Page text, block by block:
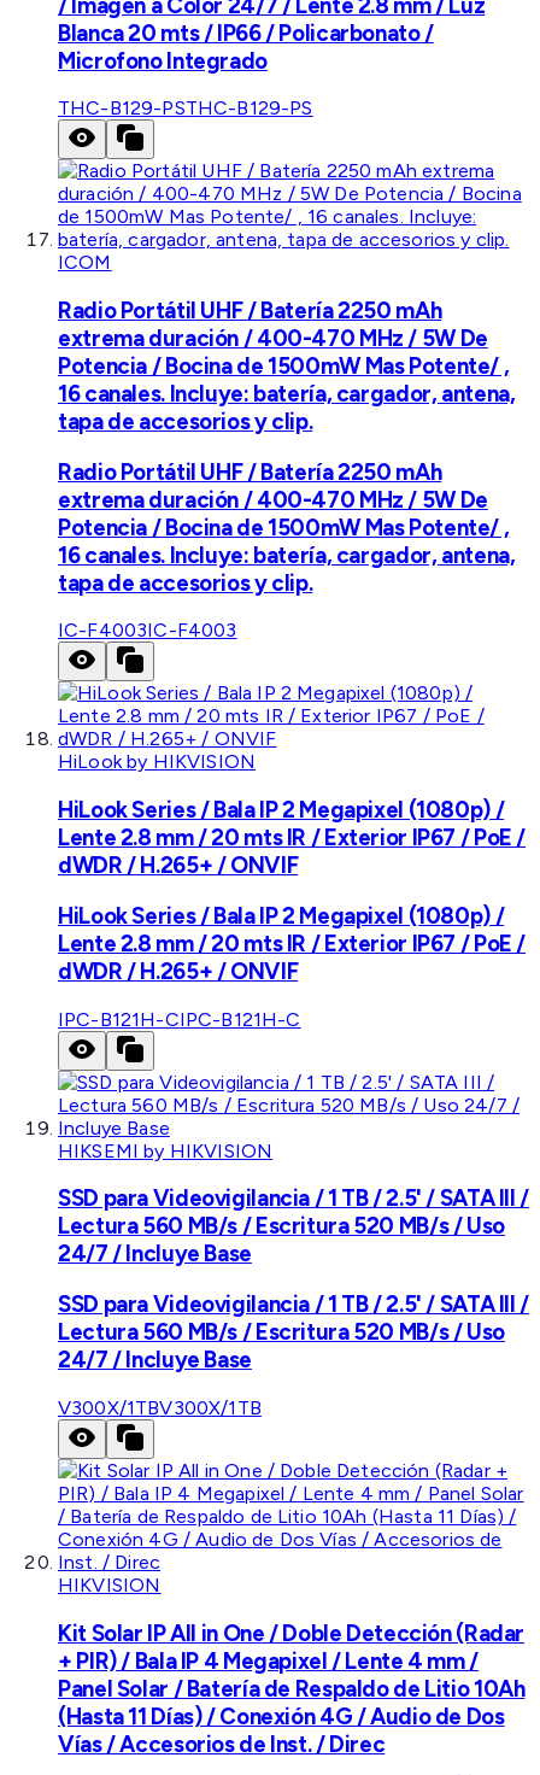
Blanca 20 mts / IP66 / Policarbonato /
Microfono Integrado
THC-B129-PSTHC-B129-PS
ICOM
Radio Portátil UHF / Batería 2250 mAh
extrema duración / 400-470 MHz / 5W De
Potencia / Bocina de 1500mW Mas Potente/ ,
16 canales. Incluye: batería, cargador, antena,
tapa de accesorios y clip.
Radio Portátil UHF / Batería 2250 mAh
extrema duración / 400-470 MHz / 5W De
Potencia / Bocina de 1500mW Mas Potente/ ,
16 canales. Incluye: batería, cargador, antena,
tapa de accesorios y clip.
IC-F4003IC-F4003
HiLook by HIKVISION
HiLook Series / Bala IP 2 Megapixel (1080p) /
Lente 2.8 mm / 20 mts IR / Exterior IP67 / PoE /
dWDR / H.265+ / ONVIF
HiLook Series / Bala IP 2 Megapixel (1080p) /
Lente 2.8 mm / 20 mts IR / Exterior IP67 / PoE /
dWDR / H.265+ / ONVIF
IPC-B121H-CIPC-B121H-C
HIKSEMI by HIKVISION
SSD para Videovigilancia / 1 TB / 2.5' / SATA III /
Lectura 560 MB/s / Escritura 520 MB/s / Uso
24/7 / Incluye Base
SSD para Videovigilancia / 1 TB / 2.5' / SATA III /
Lectura 560 MB/s / Escritura 520 MB/s / Uso
24/7 / Incluye Base
V300X/1TBV300X/1TB
HIKVISION
Kit Solar IP All in One / Doble Detección (Radar
+ PIR) / Bala IP 4 Megapixel / Lente 4 mm /
Panel Solar / Batería de Respaldo de Litio 10Ah
(Hasta 11 Días) / Conexión 4G / Audio de Dos
Vías / Accesorios de Inst. / Direc